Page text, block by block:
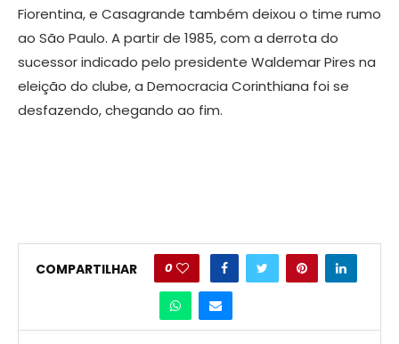
Fiorentina, e Casagrande também deixou o time rumo
ao São Paulo. A partir de 1985, com a derrota do
sucessor indicado pelo presidente Waldemar Pires na
eleição do clube, a Democracia Corinthiana foi se
desfazendo, chegando ao fim.
COMPARTILHAR 0